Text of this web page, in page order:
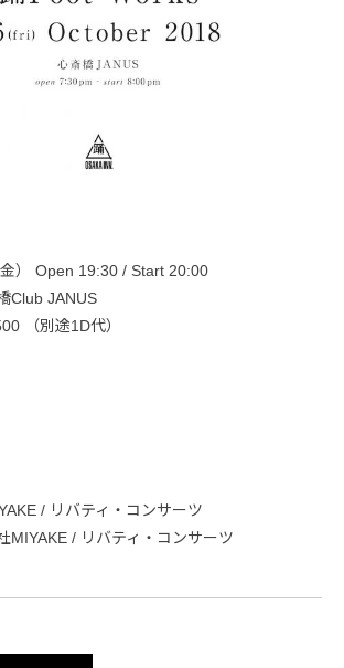
） Open 19:30 / Start 20:00
Club JANUS
（別途1D代）
/ リバティ・コンサーツ
MIYAKE / リバティ・コンサーツ